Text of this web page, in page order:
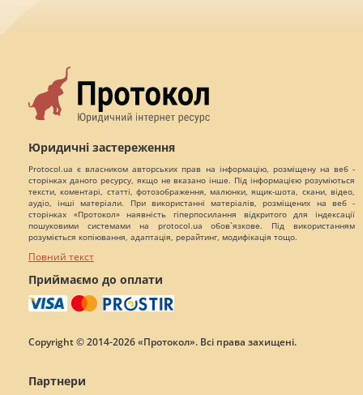
Юридичні застереження
Protocol.ua є власником авторських прав на інформацію, розміщену на веб -
сторінках даного ресурсу, якщо не вказано інше. Під інформацією розуміються
тексти, коментарі, статті, фотозображення, малюнки, ящик-шота, скани, відео,
аудіо, інші матеріали. При використанні матеріалів, розміщених на веб -
сторінках «Протокол» наявність гіперпосилання відкритого для індексації
пошуковими системами на protocol.ua обов`язкове. Під використанням
розуміється копіювання, адаптація, рерайтинг, модифікація тощо.
Повний текст
Приймаємо до оплати
Copyright © 2014-2026 «Протокол». Всі права захищені.
Партнери